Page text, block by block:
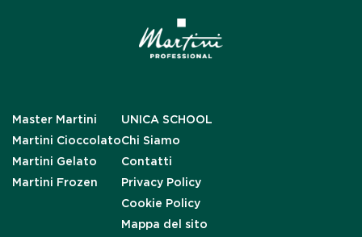
Master Martini
Martini Cioccolato
Martini Gelato
Martini Frozen
UNICA SCHOOL
Chi Siamo
Contatti
Privacy Policy
Cookie Policy
Mappa del sito